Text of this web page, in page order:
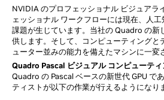
NVIDIA のプロフェッショナル ビジュア
ェッショナル ワークフローには現在、人
課題が生じています。当社の Quadro の
供します。そして、コンピューティング
ューター並みの能力を備えたマシンに一変
Quadro Pascal ビジュアル コンピューテ
Quadro の Pascal ベースの新世代 GPU
ティストが以下の作業が行えるようになり